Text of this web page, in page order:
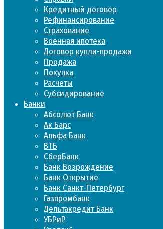
Кредитный договор
Рефинансирование
Страхование
Военная ипотека
Договор купли-продажи
Продажа
Покупка
Расчеты
Субсидирование
Банки
Абсолют Банк
Ак Барс
Альфа Банк
ВТБ
СберБанк
Банк Возрождение
Банк Открытие
Банк Санкт-Петербург
Газпромбанк
Дельтакредит Банк
УБРиР